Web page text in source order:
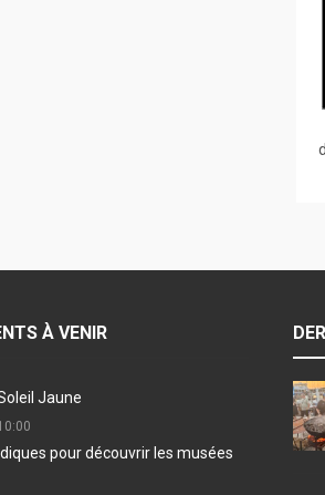
À VENIR
Jaune
pour découvrir les musées